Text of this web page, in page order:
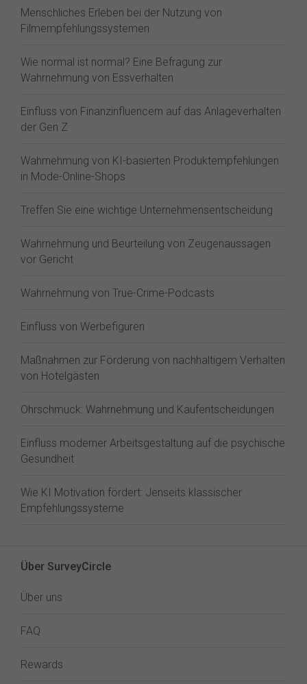
Menschliches Erleben bei der Nutzung von
Filmempfehlungssystemen
Wie normal ist normal? Eine Befragung zur
Wahrnehmung von Essverhalten
Einfluss von Finanzinfluencern auf das Anlageverhalten
der Gen Z⁠
Wahrnehmung von KI-basierten Produktempfehlungen
in Mode-Online-Shops
Treffen Sie eine wichtige Unternehmensentscheidung
Wahrnehmung und Beurteilung von Zeugenaussagen
vor Gericht
Wahrnehmung von True-Crime-Podcasts
Einfluss von Werbefiguren
Maßnahmen zur Förderung von nachhaltigem Verhalten
von Hotelgästen
Ohrschmuck: Wahrnehmung und Kaufentscheidungen
Einfluss moderner Arbeitsgestaltung auf die psychische
Gesundheit
Wie KI Motivation fördert: Jenseits klassischer
Empfehlungssysteme
Über SurveyCircle
Über uns
FAQ
Rewards